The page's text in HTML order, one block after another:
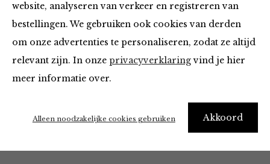
website, analyseren van verkeer en registreren van
bestellingen. We gebruiken ook cookies van derden
om onze advertenties te personaliseren, zodat ze altijd
relevant zijn. In onze privacyverklaringvind je hier
meer informatie over.
Akkoord
Alleen noodzakelijke cookies gebruiken
Must Haves
Home Winkel Accessoires Must Haves